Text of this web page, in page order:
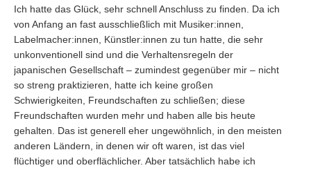
Ich hatte das Glück, sehr schnell Anschluss zu finden. Da ich
von Anfang an fast ausschließlich mit Musiker:innen,
Labelmacher:innen, Künstler:innen zu tun hatte, die sehr
unkonventionell sind und die Verhaltensregeln der
japanischen Gesellschaft – zumindest gegenüber mir – nicht
so streng praktizieren, hatte ich keine großen
Schwierigkeiten, Freundschaften zu schließen; diese
Freundschaften wurden mehr und haben alle bis heute
gehalten. Das ist generell eher ungewöhnlich, in den meisten
anderen Ländern, in denen wir oft waren, ist das viel
flüchtiger und oberflächlicher. Aber tatsächlich habe ich